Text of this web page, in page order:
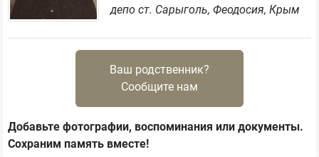
депо ст. Сарыголь, Феодосия, Крым
Ваш родственник?
Сообщите нам
Добавьте фотографии, воспоминания или документы.
Сохраним память вместе!